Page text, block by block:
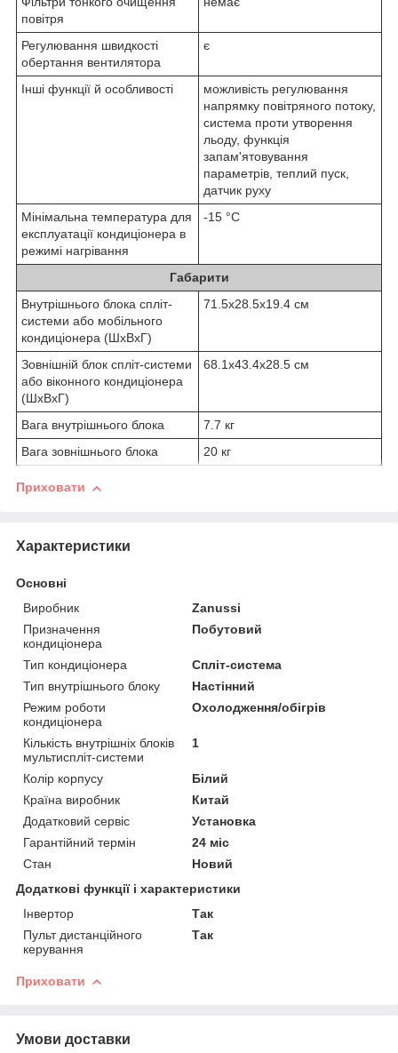
повітря
Регулювання швидкості
обертання вентилятора
є
Інші функції й особливості
можливість регулювання
напрямку повітряного потоку,
система проти утворення
льоду, функція
запам'ятовування
параметрів, теплий пуск,
датчик руху
Мінімальна температура для
експлуатації кондиціонера в
режимі нагрівання
-15 °С
Габарити
Внутрішнього блока спліт-
системи або мобільного
кондиціонера (ШxВxГ)
71.5x28.5x19.4 см
Зовнішній блок спліт-системи
або віконного кондиціонера
(ШxВxГ)
68.1x43.4x28.5 см
Вага внутрішнього блока
7.7 кг
Вага зовнішнього блока
20 кг
Приховати
Характеристики
Основні
Виробник
Zanussi
Призначення
кондиціонера
Побутовий
Тип кондиціонера
Спліт-система
Тип внутрішнього блоку
Настінний
Режим роботи
кондиціонера
Охолодження/обігрів
Кількість внутрішніх блоків
мультиспліт-системи
1
Колір корпусу
Білий
Країна виробник
Китай
Додатковий сервіс
Установка
Гарантійний термін
24 міс
Стан
Новий
Додаткові функції і характеристики
Інвертор
Так
Пульт дистанційного
керування
Так
Приховати
Умови доставки